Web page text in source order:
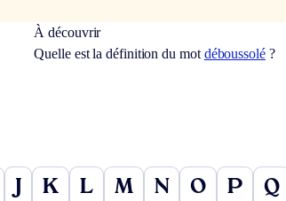
À découvrir
Quelle est la définition du mot déboussolé?
K L M N O P Q